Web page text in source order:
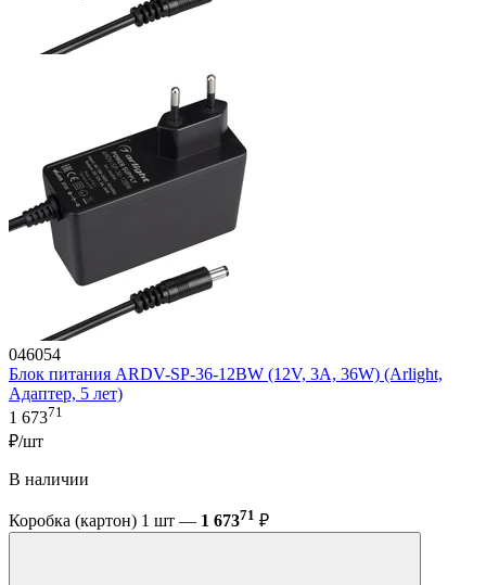
046054
Блок питания ARDV-SP-36-12BW (12V, 3A, 36W) (Arlight,
Адаптер, 5 лет)
1 67371
₽/шт
В наличии
Коробка (картон) 1 шт — 1 67371 ₽